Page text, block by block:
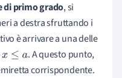
di primo grado, si
a destra sfruttando i
è arrivare a una delle
x≤ a
. A questo punto,
corrispondente.